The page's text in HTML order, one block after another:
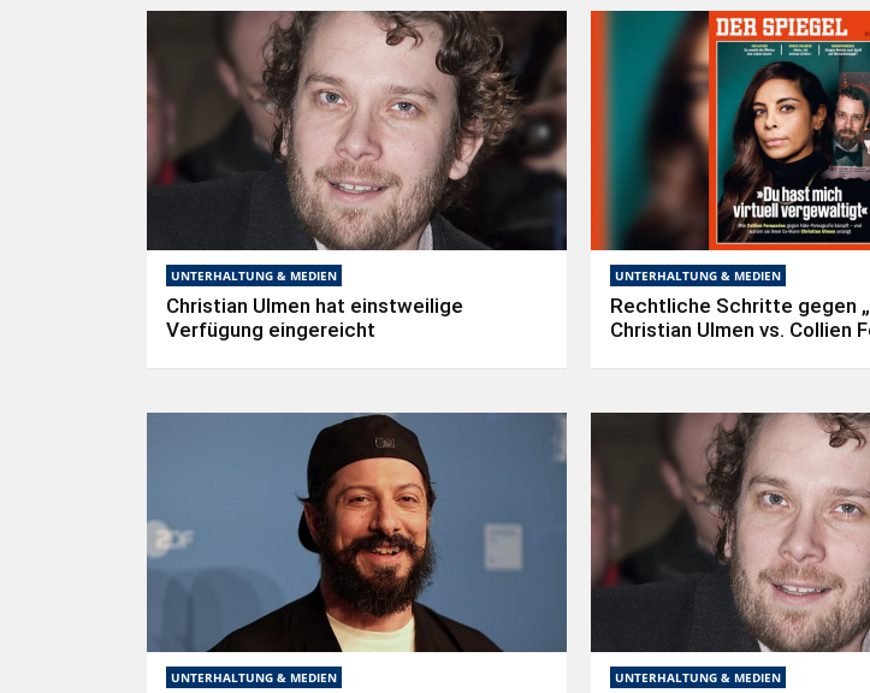
UNTERHALTUNG & MEDIEN
Christian Ulmen hat einstweilige
Verfügung eingereicht
UNTERHALTUNG & MEDIEN
Rechtliche Schritte gegen
Christian Ulmen vs. Collien
UNTERHALTUNG & MEDIEN UNTERHALTUNG & MEDIEN